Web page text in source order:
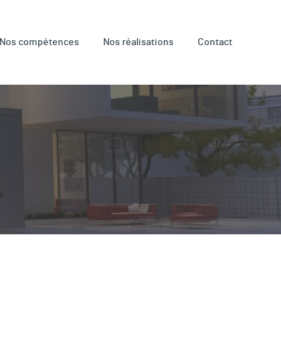
Nos compétences Nos réalisations Contact